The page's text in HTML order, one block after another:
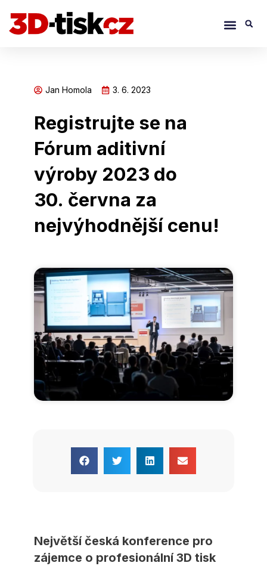
na
Menu
Jan Homola 3. 6. 2023
Registrujte se na
Fórum aditivní
výroby 2023 do
30. června za
nejvýhodnější cenu!
Největší česká konference pro
zájemce o profesionální 3D tisk